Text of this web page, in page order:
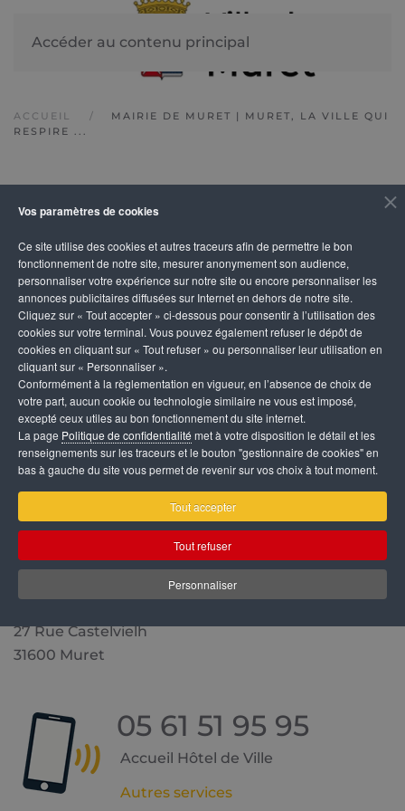
Vos paramètres de cookies
Ce site utilise des cookies et autres traceurs afin de permettre le bon
fonctionnement de notre site, mesurer anonymement son audience,
personnaliser votre expérience sur notre site ou encore personnaliser les
annonces publicitaires diffusées sur Internet en dehors de notre site.
Cliquez sur « Tout accepter » ci-dessous pour consentir à l’utilisation des
cookies sur votre terminal. Vous pouvez également refuser le dépôt de
cookies en cliquant sur « Tout refuser » ou personnaliser leur utilisation en
cliquant sur « Personnaliser ».
Conformément à la règlementation en vigueur, en l’absence de choix de
votre part, aucun cookie ou technologie similaire ne vous est imposé,
excepté ceux utiles au bon fonctionnement du site internet.
La page Politique de confidentialité met à votre disposition le détail et les
renseignements sur les traceurs et le bouton "gestionnaire de cookies" en
bas à gauche du site vous permet de revenir sur vos choix à tout moment.
Tout accepter
Tout refuser
Personnaliser
Accéder au contenu principal
ACCUEIL
MAIRIE DE MURET | MURET, LA VILLE QUI
RESPIRE ...
transport
En route pour 230 km de
pistes cyclables
27 Rue Castelvielh
31600 Muret
05 61 51 95 95
Accueil Hôtel de Ville
Autres services